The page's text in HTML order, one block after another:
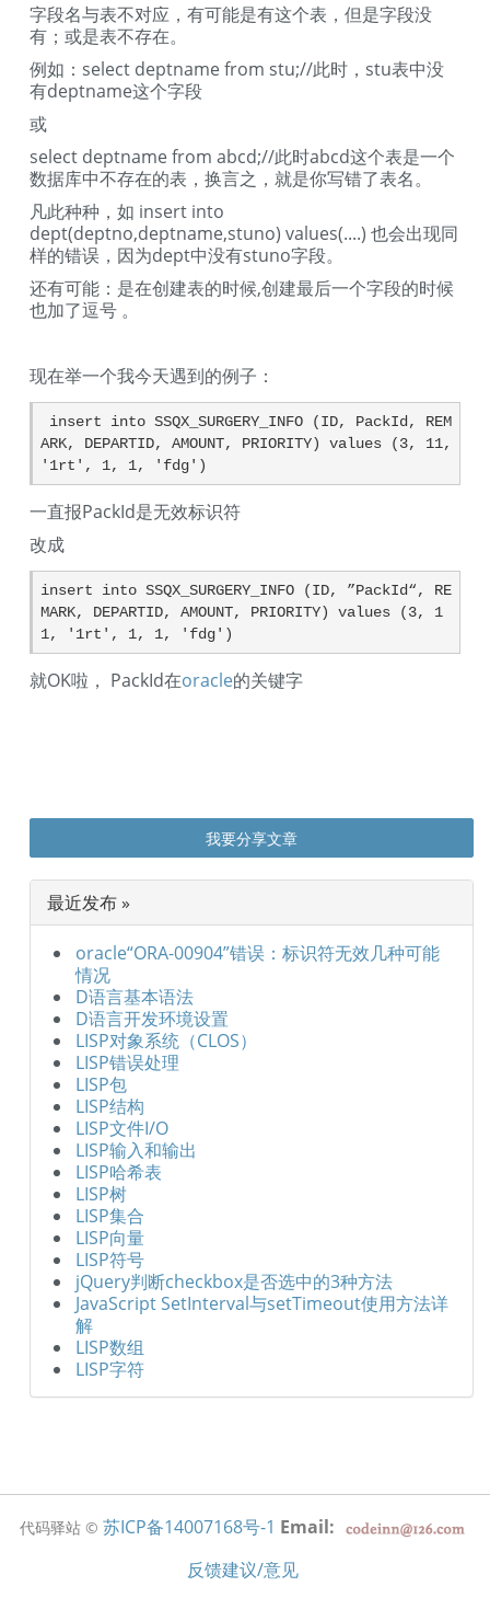
字段名与表不对应，有可能是有这个表，但是字段没
有；或是表不存在。
例如：select deptname from stu;//此时，stu表中没
有deptname这个字段
或
select deptname from abcd;//此时abcd这个表是一个
数据库中不存在的表，换言之，就是你写错了表名。
凡此种种，如 insert into
dept(deptno,deptname,stuno) values(....) 也会出现同
样的错误，因为dept中没有stuno字段。
还有可能：是在创建表的时候,创建最后一个字段的时候
也加了逗号 。
现在举一个我今天遇到的例子：
ARK, DEPARTID, AMOUNT, PRIORITY) values (3, 11,
'1rt', 1, 1, 'fdg')
一直报PackId是无效标识符
改成
insert into SSQX_SURGERY_INFO (ID, ”PackId“, RE
MARK, DEPARTID, AMOUNT, PRIORITY) values (3, 1
1, '1rt', 1, 1, 'fdg')
就OK啦， PackId在oracle的关键字
我要分享文章
最近发布 »
oracle“ORA-00904”错误：标识符无效几种可能
情况
D语言基本语法
D语言开发环境设置
LISP对象系统（CLOS）
LISP错误处理
LISP包
LISP结构
LISP文件I/O
LISP输入和输出
LISP哈希表
LISP树
LISP集合
LISP向量
LISP符号
jQuery判断checkbox是否选中的3种方法
JavaScript SetInterval与setTimeout使用方法详
解
LISP数组
LISP字符
代码驿站 © 苏ICP备14007168号-1 Email:
反馈建议/意见